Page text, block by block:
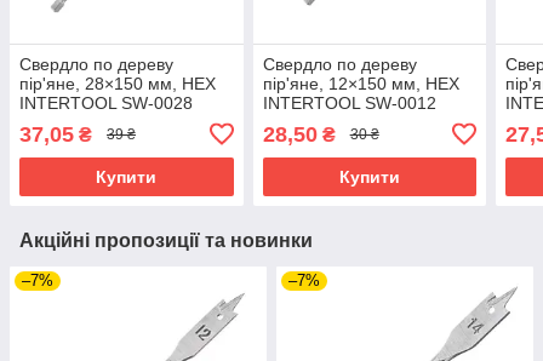
Свердло по дереву
пір'яне, 28×150 мм, HEX
INTERTOOL SW-0028
37,05 ₴ 39 ₴
Купити
Свердло по дереву
пір'яне, 12×150 мм, HEX
INTERTOOL SW-0012
28,50₴ 30 ₴
Купити
Акційні пропозиції та новинки
–7% –7%